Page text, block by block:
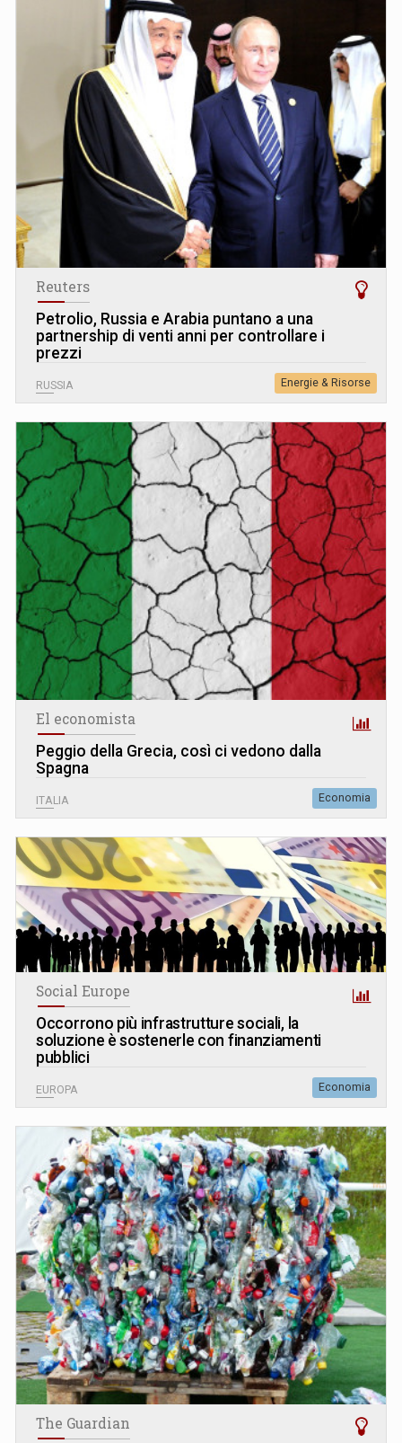
Reuters
Petrolio, Russia e Arabia puntano a una
partnership di venti anni per controllare i
prezzi
RUSSIA Energie & Risorse
El economista
Peggio della Grecia, così ci vedono dalla
Spagna
ITALIA Economia
Social Europe
Occorrono più infrastrutture sociali, la
soluzione è sostenerle con finanziamenti
pubblici
EUROPA Economia
The Guardian